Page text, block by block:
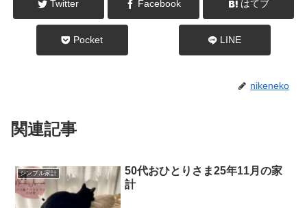
Twitter Facebook はてブ
Pocket LINE
nikeneko
関連記事
シンプル家計
50代おひとりさま25年11月の家
計